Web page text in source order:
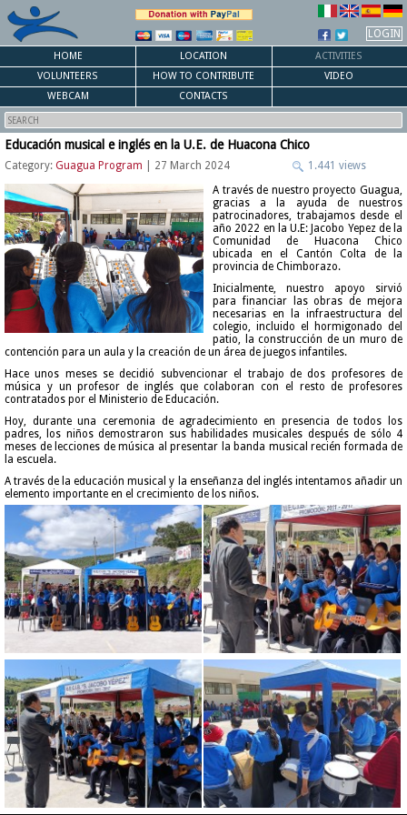
LOGIN
HOME LOCATION
ACTIVITIES
VOLUNTEERS
HOW TO CONTRIBUTE
VIDEO
WEBCAM
CONTACTS
Educación musical e inglés en la U.E. de Huacona Chico
Category: Guagua Program | 27 March 2024
1.441 views
A través de nuestro proyecto Guagua,
gracias a la ayuda de nuestros
patrocinadores, trabajamos desde el
año 2022 en la U.E: Jacobo Yepez de la
Comunidad de Huacona Chico
ubicada en el Cantón Colta de la
provincia de Chimborazo.
Inicialmente, nuestro apoyo sirvió
para financiar las obras de mejora
necesarias en la infraestructura del
colegio, incluido el hormigonado del
patio, la construcción de un muro de
contención para un aula y la creación de un área de juegos infantiles.
Hace unos meses se decidió subvencionar el trabajo de dos profesores de
música y un profesor de inglés que colaboran con el resto de profesores
contratados por el Ministerio de Educación.
Hoy, durante una ceremonia de agradecimiento en presencia de todos los
padres, los niños demostraron sus habilidades musicales después de sólo 4
meses de lecciones de música al presentar la banda musical recién formada de
la escuela.
A través de la educación musical y la enseñanza del inglés intentamos añadir un
elemento importante en el crecimiento de los niños.